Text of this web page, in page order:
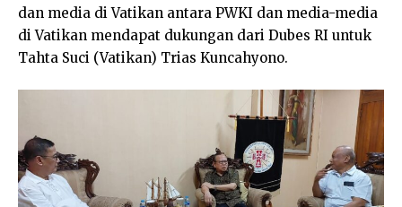
dan media di Vatikan antara PWKI dan media-media
di Vatikan mendapat dukungan dari Dubes RI untuk
Tahta Suci (Vatikan) Trias Kuncahyono.